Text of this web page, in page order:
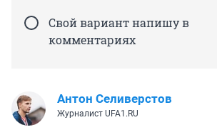
Свой вариант напишу в
комментариях
Антон Селиверстов
Журналист UFA1.RU